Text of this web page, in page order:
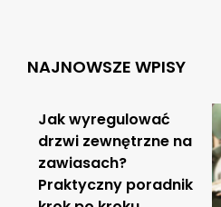
NAJNOWSZE WPISY
Jak wyregulować
drzwi zewnętrzne na
zawiasach?
Praktyczny poradnik